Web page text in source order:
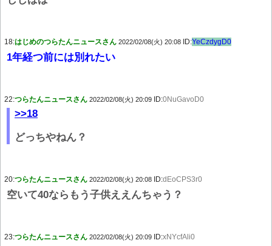
18:はじめのつらたんニュースさん 2022/02/08(火) 20:08 ID:YeCzdygD0
1年経つ前には別れたい
22:つらたんニュースさん 2022/02/08(火) 20:09 ID:0NuGavoD0
>>18
どっちやねん？
20:つらたんニュースさん 2022/02/08(火) 20:08 ID:dEoCPS3r0
空いて40ならもう子供ええんちゃう？
23:つらたんニュースさん 2022/02/08(火) 20:09 ID:xNYcfAli0